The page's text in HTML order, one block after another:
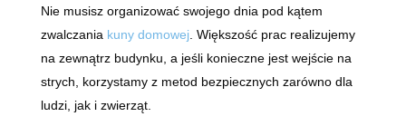
Nie musisz organizować swojego dnia pod kątem
zwalczania kuny domowej. Większość prac realizujemy
na zewnątrz budynku, a jeśli konieczne jest wejście na
strych, korzystamy z metod bezpiecznych zarówno dla
ludzi, jak i zwierząt.